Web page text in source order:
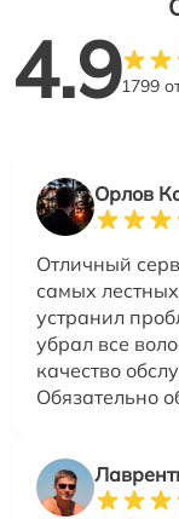
4.91799
Орлов
Отличный
самых
устранил
убрал все
качество
Обязательно